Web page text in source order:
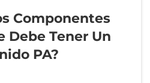
Componentes
Debe Tener Un
PA?